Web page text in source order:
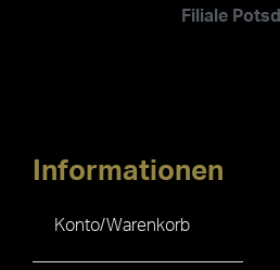
Filiale
Informationen
Konto/Warenkorb